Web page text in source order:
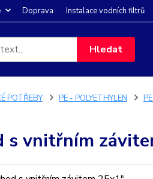
Doprava Instalace vodních filtrů
Hledat
POTŘEBY PE - POLYETHYLEN
s vnitřním